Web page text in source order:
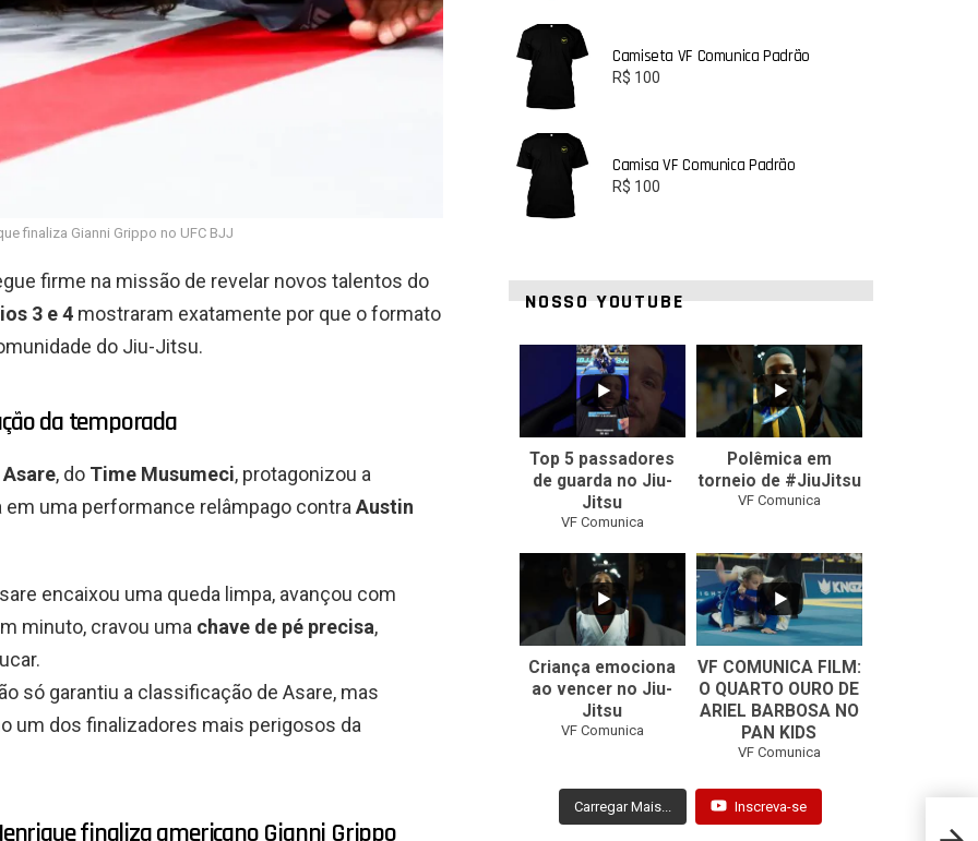
finaliza Gianni Grippo no UFC BJJ
firme na missão de revelar novos talentos do
3 e 4 mostraram exatamente por que o formato
do Jiu-Jitsu.
da temporada
Asare, do Time Musumeci, protagonizou a
uma performance relâmpago contraAustin
encaixou uma queda limpa, avançou com
minuto, cravou uma chave de pé precisa,
só garantiu a classificação de Asare, mas
um dos finalizadores mais perigosos da
finaliza americano Gianni Grippo
Camiseta VF Comunica Padrão
R$ 100
Camisa VF Comunica Padrão
R$ 100
NOSSO YOUTUBE
0
Top 5 passadores
de guarda no Jiu-
Jitsu
VF Comunica
46 1
Polêmica em
torneio de #JiuJitsu
VF Comunica
0
Criança emociona
ao vencer no Jiu-
Jitsu
VF Comunica
...
0
VF COMUNICA FILM:
O QUARTO OURO DE
ARIEL BARBOSA NO
PAN KIDS
VF Comunica
Carregar Mais... Inscreva-se